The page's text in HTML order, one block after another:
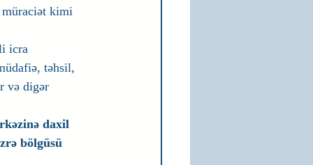
müraciət kimi
icra
təhsil,
və digər
daxil
bölgüsü